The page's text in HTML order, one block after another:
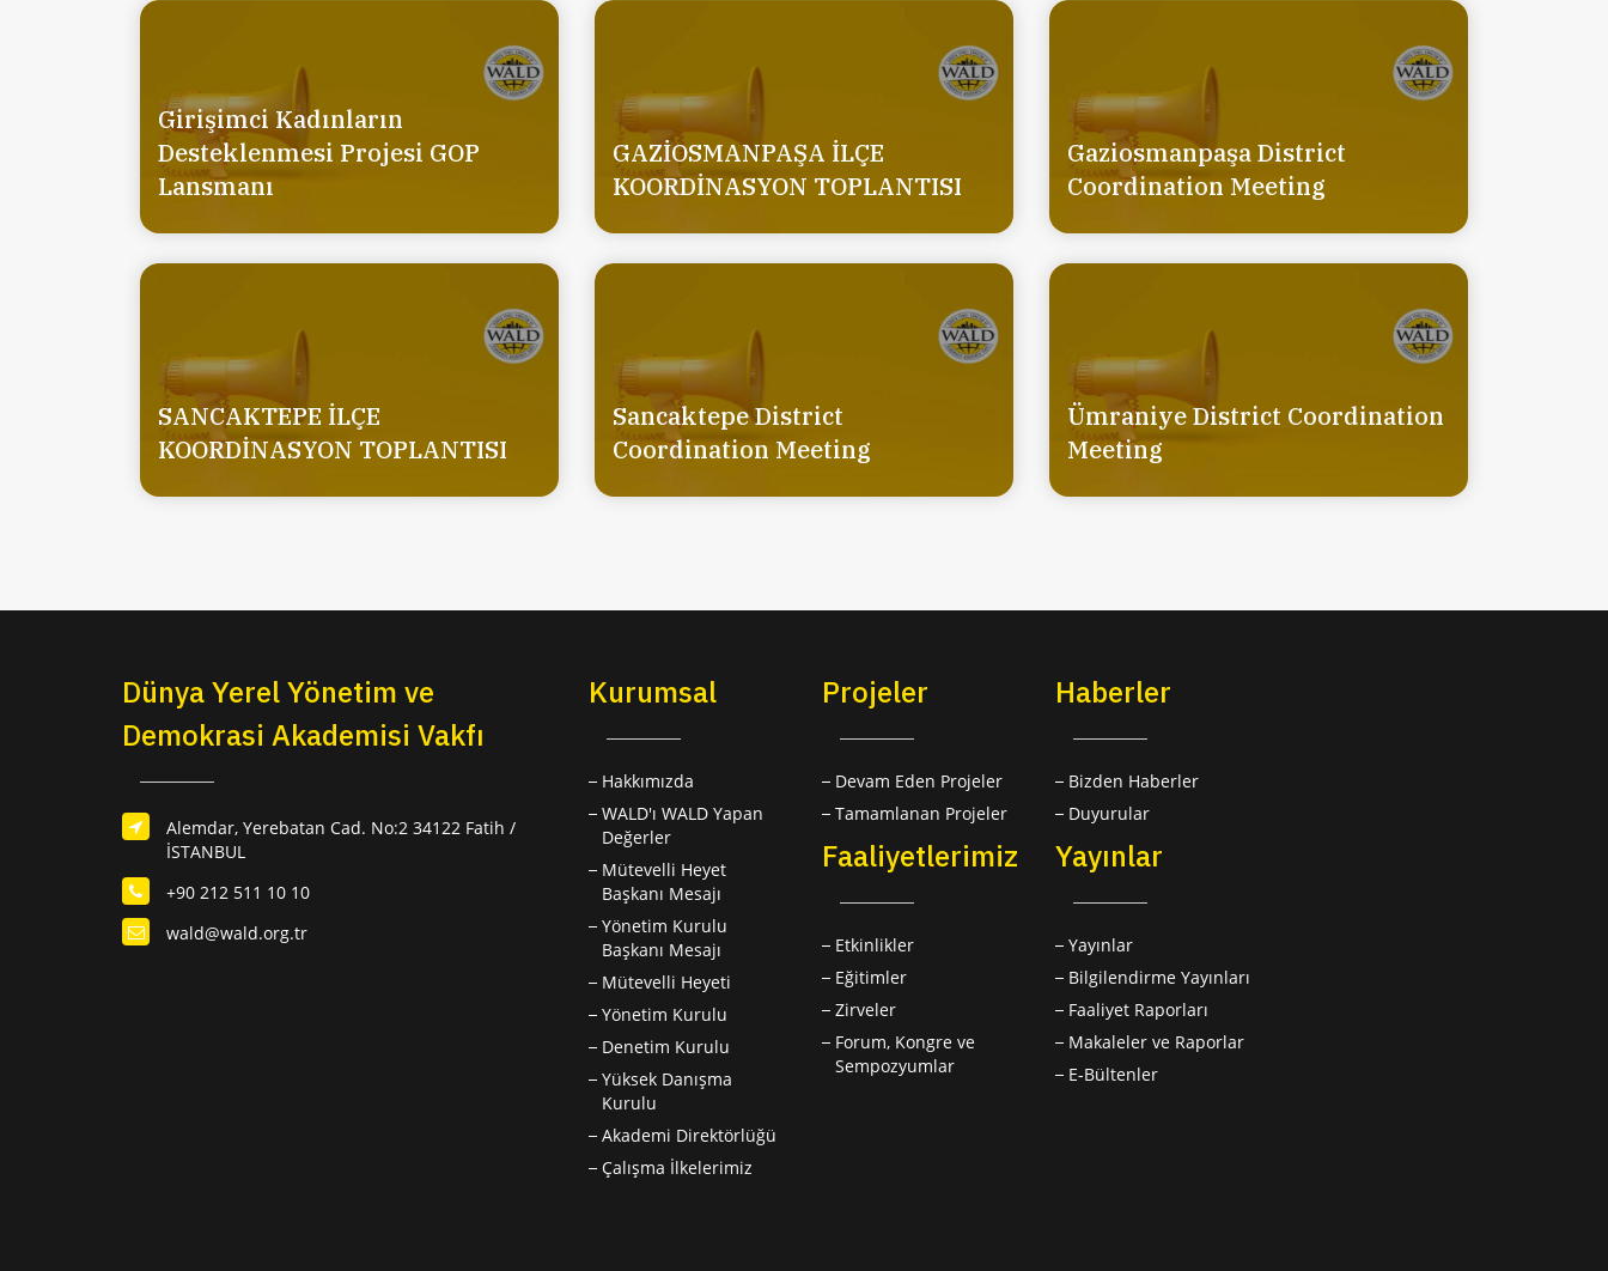
Girişimci Kadınların
Desteklenmesi Projesi GOP
Lansmanı
GAZİOSMANPAŞA İLÇE
KOORDİNASYON TOPLANTISI
Gaziosmanpaşa District
Coordination Meeting
SANCAKTEPE İLÇE
KOORDİNASYON TOPLANTISI
Sancaktepe District
Coordination Meeting
Ümraniye District Coordination
Meeting
Dünya Yerel Yönetim ve
Demokrasi Akademisi Vakfı
Alemdar, Yerebatan Cad. No:2 34122 Fatih /
İSTANBUL
+90 212 511 10 10
wald@wald.org.tr
Kurumsal
Hakkımızda
WALD'ı WALD Yapan
Değerler
Mütevelli Heyet
Başkanı Mesajı
Yönetim Kurulu
Başkanı Mesajı
Mütevelli Heyeti
Yönetim Kurulu
Denetim Kurulu
Yüksek Danışma
Kurulu
Akademi Direktörlüğü
Çalışma İlkelerimiz
Projeler
Devam Eden Projeler
Tamamlanan Projeler
Faaliyetlerimiz
Etkinlikler
Eğitimler
Zirveler
Forum, Kongre ve
Sempozyumlar
Haberler
Bizden Haberler
Duyurular
Yayınlar
Yayınlar
Bilgilendirme Yayınları
Faaliyet Raporları
Makaleler ve Raporlar
E-Bültenler